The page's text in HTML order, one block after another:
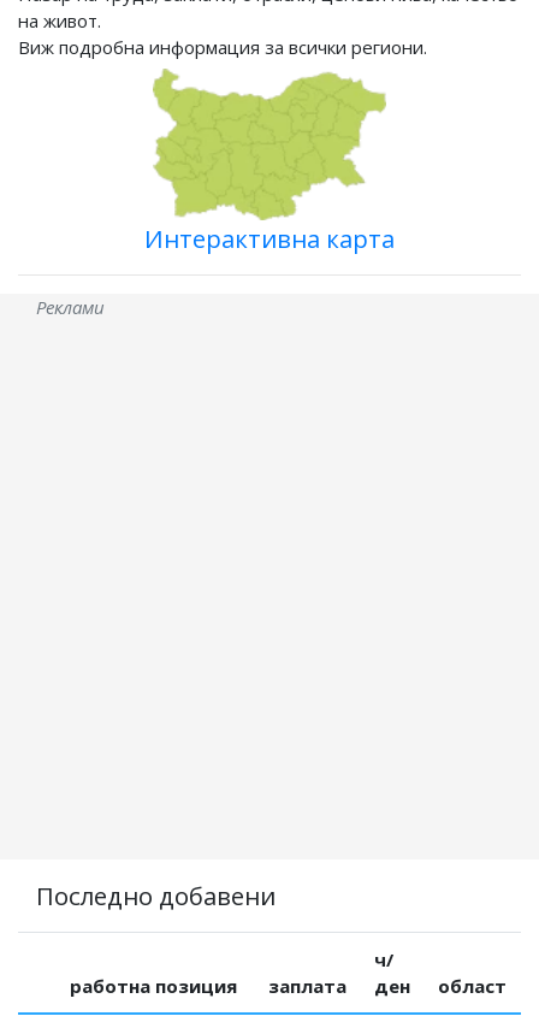
на живот.
Виж подробна информация за всички региони.
Интерактивна карта
Реклами
Последно добавени
работна позиция заплата
ч/
ден
област